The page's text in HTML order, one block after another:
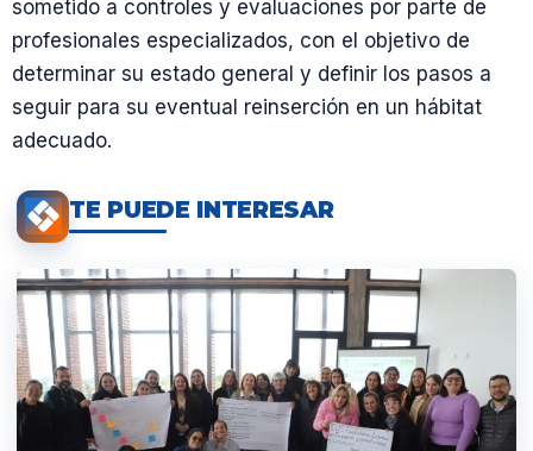
sometido a controles y evaluaciones por parte de
profesionales especializados, con el objetivo de
determinar su estado general y definir los pasos a
seguir para su eventual reinserción en un hábitat
adecuado.
TE PUEDE INTERESAR